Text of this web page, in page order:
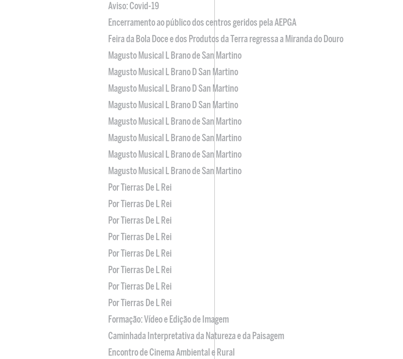
Aviso: Covid-19
Encerramento ao público dos centros geridos pela AEPGA
Feira da Bola Doce e dos Produtos da Terra regressa a Miranda do Douro
Magusto Musical L Brano de San Martino
Magusto Musical L Brano D San Martino
Magusto Musical L Brano D San Martino
Magusto Musical L Brano D San Martino
Magusto Musical L Brano de San Martino
Magusto Musical L Brano de San Martino
Magusto Musical L Brano de San Martino
Magusto Musical L Brano de San Martino
Por Tierras De L Rei
Por Tierras De L Rei
Por Tierras De L Rei
Por Tierras De L Rei
Por Tierras De L Rei
Por Tierras De L Rei
Por Tierras De L Rei
Por Tierras De L Rei
Formação: Vídeo e Edição de Imagem
Caminhada Interpretativa da Natureza e da Paisagem
Encontro de Cinema Ambiental e Rural